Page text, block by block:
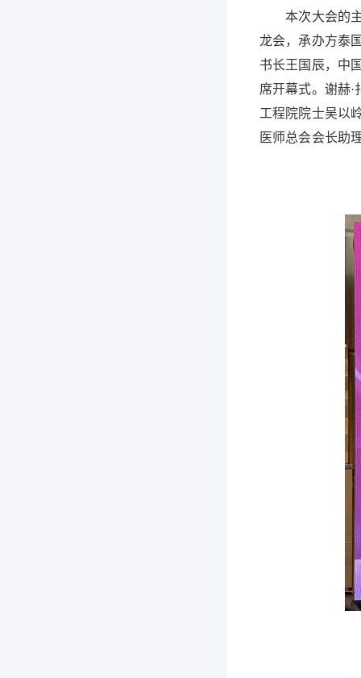
本次大会的主
龙会，承办方泰
书长王国辰，中
席开幕式。谢赫
工程院院士吴以
医师总会会长助